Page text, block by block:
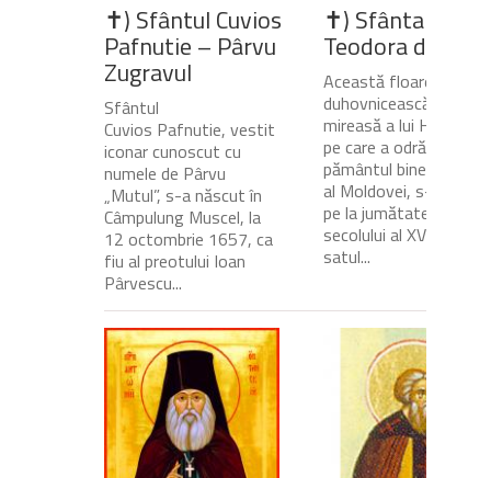
✝) Sfântul Cuvios
Pafnutie – Pârvu
Zugravul
Sfântul
Cuvios Pafnutie, vestit
iconar cunoscut cu
numele de Pârvu
„Mutul”, s-a născut în
Câmpulung Muscel, la
12 octombrie 1657, ca
fiu al preotului Ioan
Pârvescu...
✝) Sfânta
Teodora de la
Această floare
duhovnicească și
mireasă a lui Hristos,
pe care a odrăslit-o
pământul
al Moldovei, s-a
pe la jumătatea
secolului al XVII-lea, în
satul...